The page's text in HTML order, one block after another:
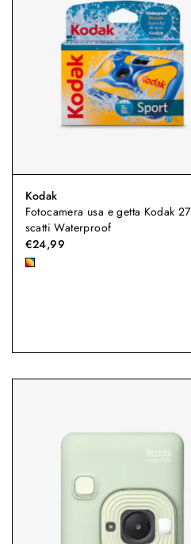
Kodak
Fotocamera usa e getta Kodak 27
scatti Waterproof
€24,99